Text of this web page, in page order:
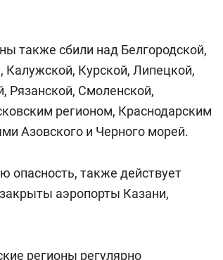
также сбили над Белгородской,
Курской, Липецкой,
Рязанской, Смоленской,
регионом, Краснодарским
Азовского и Черного морей.
опасность, также действует
аэропорты Казани,
регионы регулярно